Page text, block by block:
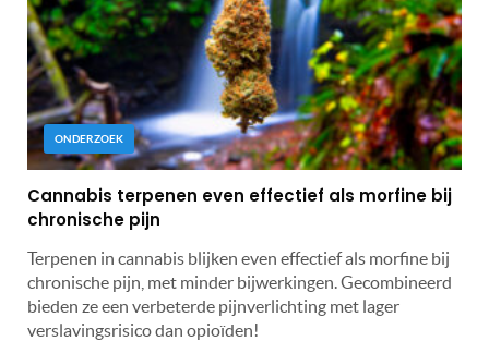
ONDERZOEK
Cannabis terpenen even effectief als morfine bij
chronische pijn
Terpenen in cannabis blijken even effectief als morfine bij
chronische pijn, met minder bijwerkingen. Gecombineerd
bieden ze een verbeterde pijnverlichting met lager
verslavingsrisico dan opioïden!